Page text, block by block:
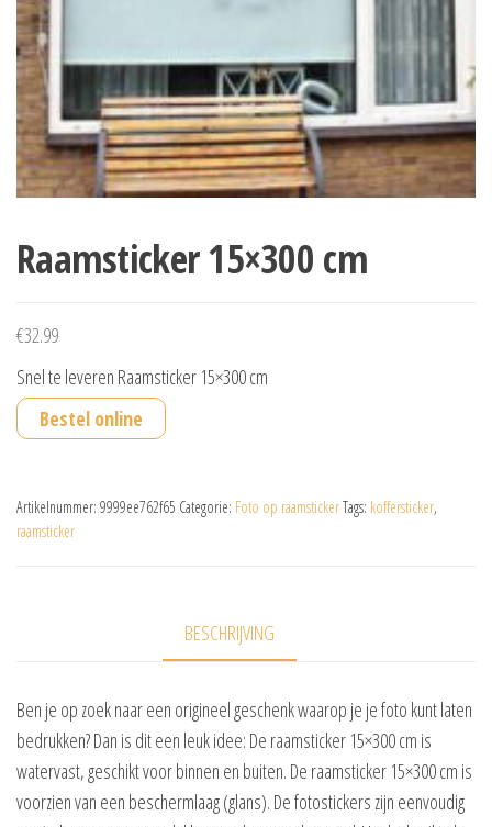
Raamsticker 15×300 cm
€32.99
Snel te leveren Raamsticker 15×300 cm
Bestel online
Artikelnummer: 9999ee762f65 Categorie: Foto op raamstickerTags: koffersticker,
raamsticker
BESCHRIJVING
Ben je op zoek naar een origineel geschenk waarop je je foto kunt laten
bedrukken? Dan is dit een leuk idee: De raamsticker 15×300 cm is
watervast, geschikt voor binnen en buiten. De raamsticker 15×300 cm is
voorzien van een beschermlaag (glans). De fotostickers zijn eenvoudig